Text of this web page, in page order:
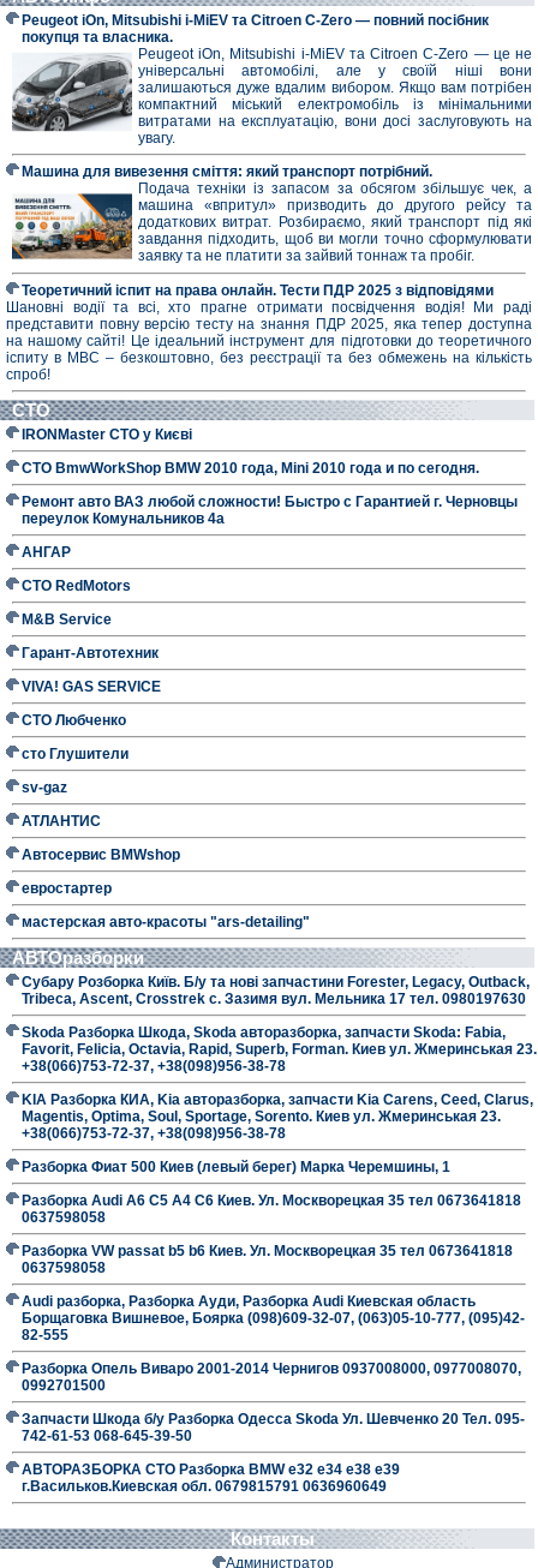
Peugeot iOn, Mitsubishi i-MiEV та Citroen C-Zero — повний посібник
покупця та власника.
Peugeot iOn, Mitsubishi i-MiEV та Citroen C-Zero — це не
універсальні автомобілі, але у своїй ніші вони
залишаються дуже вдалим вибором. Якщо вам потрібен
компактний міський електромобіль із мінімальними
витратами на експлуатацію, вони досі заслуговують на
увагу.
Машина для вивезення сміття: який транспорт потрібний.
Подача техніки із запасом за обсягом збільшує чек, а
машина «впритул» призводить до другого рейсу та
додаткових витрат. Розбираємо, який транспорт під які
завдання підходить, щоб ви могли точно сформулювати
заявку та не платити за зайвий тоннаж та пробіг.
Теоретичний іспит на права онлайн. Тести ПДР 2025 з відповідями
Шановні водії та всі, хто прагне отримати посвідчення водія! Ми раді
представити повну версію тесту на знання ПДР 2025, яка тепер доступна
на нашому сайті! Це ідеальний інструмент для підготовки до теоретичного
іспиту в МВС – безкоштовно, без реєстрації та без обмежень на кількість
спроб!
СТО
IRONMaster СТО у Києві
СТО BmwWorkShop BMW 2010 года, Mini 2010 года и по сегодня.
Ремонт авто ВАЗ любой сложности! Быстро с Гарантией г. Черновцы
переулок Комунальников 4а
АНГАР
СТО RedMotors
M&B Service
Гарант-Автотехник
VIVA! GAS SERVICE
СТО Любченко
сто Глушители
sv-gaz
АТЛАНТИС
Автосервис BMWshop
евростартер
мастерская авто-красоты "ars-detailing"
АВТОразборки
Субару Розборка Київ. Б/у та нові запчастини Forester, Legacy, Outback,
Tribeca, Ascent, Crosstrek с. Зазимя вул. Мельника 17 тел. 0980197630
Skoda Разборка Шкода, Skoda авторазборка, запчасти Skoda: Fabia,
Favorit, Felicia, Octavia, Rapid, Superb, Forman. Киев ул. Жмеринськая 23.
+38(066)753-72-37, +38(098)956-38-78
KIA Разборка КИА, Kia авторазборка, запчасти Kia Carens, Ceed, Clarus,
Magentis, Optima, Soul, Sportage, Sorento. Киев ул. Жмеринськая 23.
+38(066)753-72-37, +38(098)956-38-78
Разборка Фиат 500 Киев (левый берег) Марка Черемшины, 1
Разборка Audi A6 C5 A4 C6 Киев. Ул. Москворецкая 35 тел 0673641818
0637598058
Разборка VW passat b5 b6 Киев. Ул. Москворецкая 35 тел 0673641818
0637598058
Audi разборка, Разборка Ауди, Разборка Audi Киевская область
Борщаговка Вишневое, Боярка (098)609-32-07, (063)05-10-777, (095)42-
82-555
Разборка Опель Виваро 2001-2014 Чернигов 0937008000, 0977008070,
0992701500
Запчасти Шкода б/у Разборка Одесса Skoda Ул. Шевченко 20 Тел. 095-
742-61-53 068-645-39-50
АВТОРАЗБОРКА СТО Разборка BMW е32 е34 е38 е39
г.Васильков.Киевская обл. 0679815791 0636960649
Контакты
Администратор